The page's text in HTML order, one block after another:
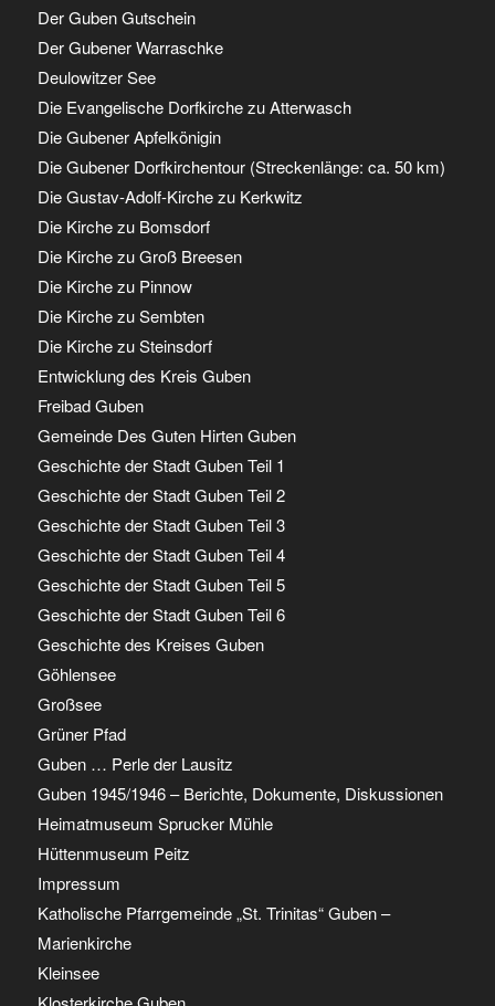
Der Guben Gutschein
Der Gubener Warraschke
Deulowitzer See
Die Evangelische Dorfkirche zu Atterwasch
Die Gubener Apfelkönigin
Die Gubener Dorfkirchentour (Streckenlänge: ca. 50 km)
Die Gustav-Adolf-Kirche zu Kerkwitz
Die Kirche zu Bomsdorf
Die Kirche zu Groß Breesen
Die Kirche zu Pinnow
Die Kirche zu Sembten
Die Kirche zu Steinsdorf
Entwicklung des Kreis Guben
Freibad Guben
Gemeinde Des Guten Hirten Guben
Geschichte der Stadt Guben Teil 1
Geschichte der Stadt Guben Teil 2
Geschichte der Stadt Guben Teil 3
Geschichte der Stadt Guben Teil 4
Geschichte der Stadt Guben Teil 5
Geschichte der Stadt Guben Teil 6
Geschichte des Kreises Guben
Göhlensee
Großsee
Grüner Pfad
Guben … Perle der Lausitz
Guben 1945/1946 – Berichte, Dokumente, Diskussionen
Heimatmuseum Sprucker Mühle
Hüttenmuseum Peitz
Impressum
Katholische Pfarrgemeinde „St. Trinitas“ Guben –
Marienkirche
Kleinsee